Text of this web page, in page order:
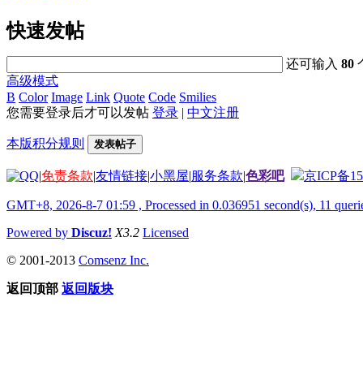
快速发帖
还可输入80
高级模式
B Color Image Link Quote Code Smilies
您需要登录后才可以发帖 登录 | 中文注册
本版积分规则 发表帖子
|免责条款|友情链接|小黑屋|服务条款|色彩吧 京ICP备
GMT+8, 2026-8-7 01:59 , Processed in 0.036951 second(s), 11
Powered by Discuz! X3.2 Licensed
© 2001-2013 Comsenz Inc.
返回顶部 返回版块